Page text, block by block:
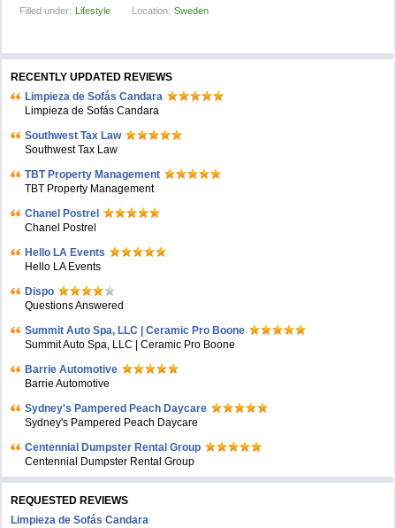
Filled under: Lifestyle Location: Sweden
RECENTLY UPDATED REVIEWS
Limpieza de Sofás Candara
Limpieza de Sofás Candara
Southwest Tax Law
Southwest Tax Law
TBT Property Management
TBT Property Management
Chanel Postrel
Chanel Postrel
Hello LA Events
Hello LA Events
Dispo
Questions Answered
Summit Auto Spa, LLC | Ceramic Pro Boone
Summit Auto Spa, LLC | Ceramic Pro Boone
Barrie Automotive
Barrie Automotive
Sydney's Pampered Peach Daycare
Sydney's Pampered Peach Daycare
Centennial Dumpster Rental Group
Centennial Dumpster Rental Group
REQUESTED REVIEWS
Limpieza de Sofás Candara